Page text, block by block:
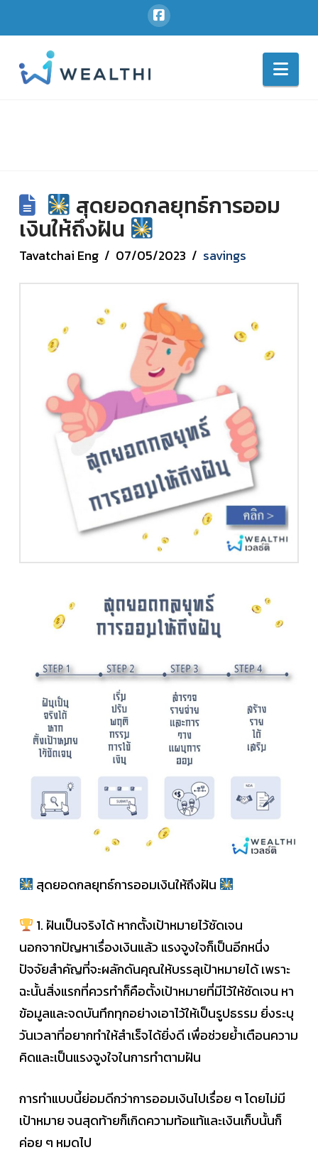
สุดยอดกลยุทธ์การออม
เงินให้ถึงฝัน
Tavatchai Eng 07/05/2023 savings
สุดยอดกลยุทธ์การออมเงินให้ถึงฝัน
1. ฝันเป็นจริงได้ หากตั้งเป้าหมายไว้ชัดเจน
นอกจากปัญหาเรื่องเงินแล้ว แรงจูงใจก็เป็นอีกหนึ่ง
ปัจจัยสำคัญที่จะผลักดันคุณให้บรรลุเป้าหมายได้ เพราะ
ฉะนั้นสิ่งแรกที่ควรทำก็คือตั้งเป้าหมายที่มีไว้ให้ชัดเจน หา
ข้อมูลและจดบันทึกทุกอย่างเอาไว้ให้เป็นรูปธรรม ยิ่งระบุ
วันเวลาที่อยากทำให้สำเร็จได้ยิ่งดี เพื่อช่วยย้ำเตือนความ
คิดและเป็นแรงจูงใจในการทำตามฝัน
การทำแบบนี้ย่อมดีกว่าการออมเงินไปเรื่อย ๆ โดยไม่มี
เป้าหมาย จนสุดท้ายก็เกิดความท้อแท้และเงินเก็บนั้นก็
ค่อย ๆ หมดไป